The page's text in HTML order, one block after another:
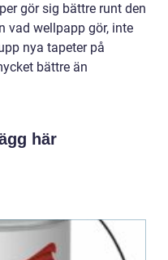
gör sig bättre runt den
vad wellpapp gör, inte
nya tapeter på
bättre än
här